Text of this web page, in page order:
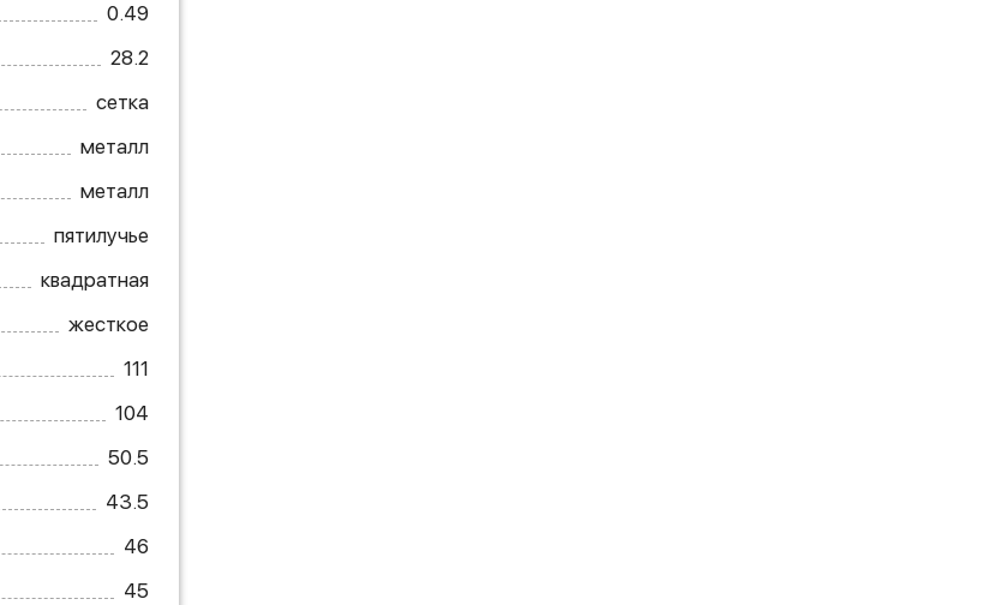
0.49
28.2
сетка
металл
металл
пятилучье
квадратная
жесткое
111
104
50.5
43.5
46
45